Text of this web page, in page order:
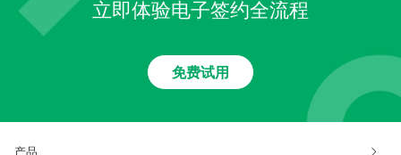
立即体验电子签约全流程
免费试用
产品